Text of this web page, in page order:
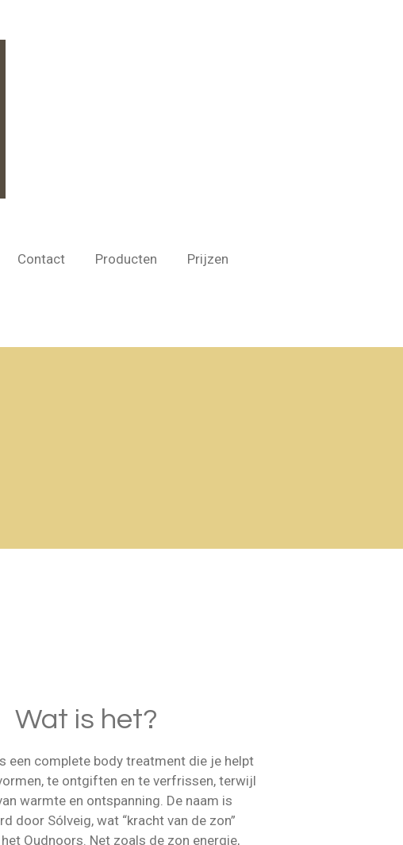
Contact Producten Prijzen
Wat is het?
een complete body treatment die je helpt
te ontgiften en te verfrissen, terwijl
warmte en ontspanning. De naam is
door Sólveig, wat “kracht van de zon”
Oudnoors. Net zoals de zon energie,